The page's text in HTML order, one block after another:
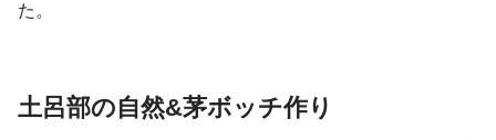
た。
土呂部の自然&茅ボッチ作り